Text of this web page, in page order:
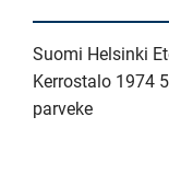
Suomi Helsinki
Kerrostalo 1974
parveke